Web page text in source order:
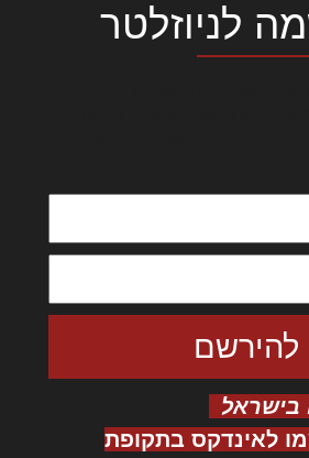
לניוזלטר
בישראל
לאינדקס בתקופת